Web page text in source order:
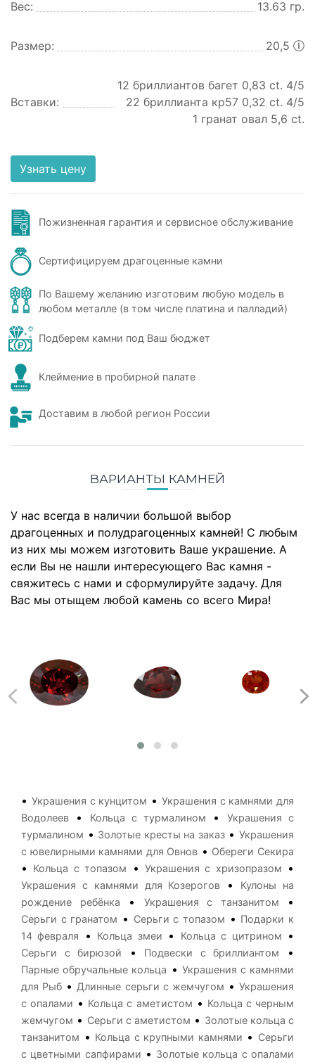
Вес: 13.63 гр.
Размер: 20,5
Вставки:
12 бриллиантов багет 0,83 ct. 4/5
22 бриллианта кр57 0,32 ct. 4/5
1 гранат овал 5,6 ct.
Узнать цену
Пожизненная гарантия и сервисное обслуживание
Сертифицируем драгоценные камни
По Вашему желанию изготовим любую модель в
любом металле (в том числе платина и палладий)
Подберем камни под Ваш бюджет
Клеймение в пробирной палате
Доставим в любой регион России
ВАРИАНТЫ КАМНЕЙ
У нас всегда в наличии большой выбор
драгоценных и полудрагоценных камней! С любым
из них мы можем изготовить Ваше украшение. А
если Вы не нашли интересующего Вас камня -
свяжитесь с нами и сформулируйте задачу. Для
Вас мы отыщем любой камень со всего Мира!
• Украшения с кунцитом • Украшения с камнями для
Водолеев • Кольца с турмалином •
Украшения с
турмалином • Золотые кресты на заказ•Украшения
с ювелирными камнями для Овнов • Обереги Секира
• Кольца с топазом • Украшения с хризопразом •
Украшения с камнями для Козерогов •
Кулоны на
рождение ребёнка
• Украшения с танзанитом •
Серьги с гранатом • Серьги с топазом • Подарки к
14 февраля
• Кольца змеи • Кольца с цитрином •
Серьги с бирюзой • Подвески с бриллиантом •
Парные обручальные кольца • Украшения с камнями
для Рыб •Длинные серьги с жемчугом • Украшения
с опалами • Кольца с аметистом • Кольца с черным
жемчугом • Серьги с аметистом • Золотые кольца с
танзанитом • Кольца с крупными камнями • Серьги
с цветными сапфирами • Золотые кольца с опалами